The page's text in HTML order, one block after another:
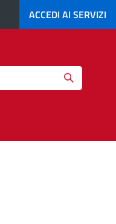
ACCEDI AI SERVIZI
Search